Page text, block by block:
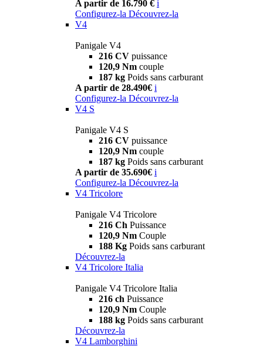
A partir de 16.790 € i
Configurez-la Découvrez-la
V4
Panigale V4
216 CV puissance
120,9 Nm couple
187 kg Poids sans carburant
A partir de 28.490€ i
Configurez-la Découvrez-la
V4 S
Panigale V4 S
216 CV puissance
120,9 Nm couple
187 kg Poids sans carburant
A partir de 35.690€ i
Configurez-la Découvrez-la
V4 Tricolore
Panigale V4 Tricolore
216 Ch Puissance
120,9 Nm Couple
188 Kg Poids sans carburant
Découvrez-la
V4 Tricolore Italia
Panigale V4 Tricolore Italia
216 ch Puissance
120,9 Nm Couple
188 kg Poids sans carburant
Découvrez-la
V4 Lamborghini